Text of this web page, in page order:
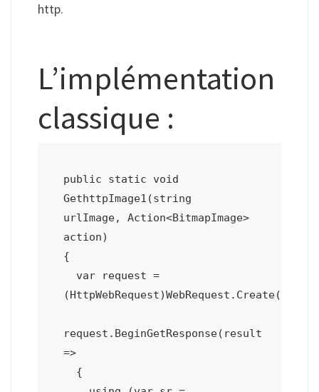
http.
L’implémentation
classique :
public static void
GethttpImage1(string
urlImage, Action<BitmapImage>
action)
{
request.BeginGetResponse(result
=>